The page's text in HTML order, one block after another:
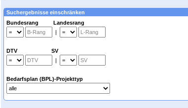
Suchergebnisse einschränken
Bundesrang Landesrang
|
DTV SV
|
Bedarfsplan (BPL)-Projekttyp